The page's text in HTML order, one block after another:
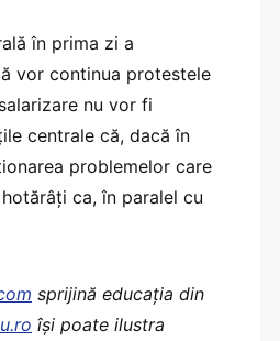
în prima zi a
vor continua protestele
nu vor fi
centrale că, dacă în
problemelor care
ca, în paralel cu
sprijină educaţia din
îşi poate ilustra